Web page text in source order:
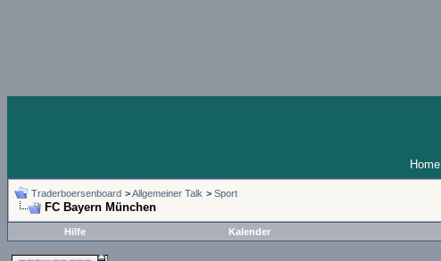
Home
Traderboersenboard >Allgemeiner Talk > Sport
FC Bayern München
Hilfe Kalender